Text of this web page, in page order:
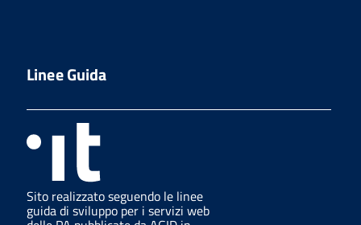
Linee Guida
Sito realizzato seguendo le linee
guida di sviluppo per i servizi web